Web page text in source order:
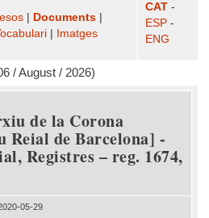
Documents
Imatges
CAT -
ESP -
ENG
/ August / 2026)
de la Corona
de Barcelona] -
Registres – reg. 1674,
05-29